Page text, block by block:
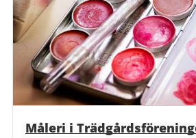
Måleri i